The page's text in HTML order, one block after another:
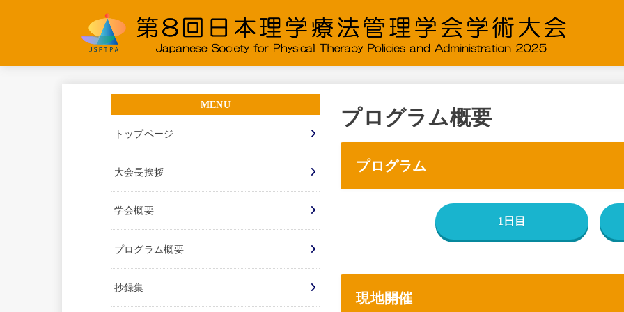
プログラム概要
プログラム
1日目
現地開催
トップページ
大会長挨拶
学会概要
プログラム概要
抄録集